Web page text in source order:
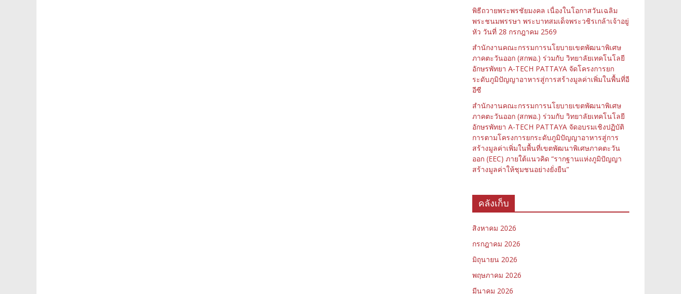
พิธีถวายพระพรชัยมงคล เนื่องในโอกาสวันเฉลิม
พระชนมพรรษา พระบาทสมเด็จพระวชิรเกล้าเจ้าอยู่
หัว วันที่ 28 กรกฎาคม 2569
สำนักงานคณะกรรมการนโยบายเขตพัฒนาพิเศษ
ภาคตะวันออก (สกพอ.) ร่วมกับ วิทยาลัยเทคโนโลยี
อักษรพัทยา A-TECH PATTAYA จัดโครงการยก
ระดับภูมิปัญญาอาหารสู่การสร้างมูลค่าเพิ่มในพื้นที่อี
อีซี
สำนักงานคณะกรรมการนโยบายเขตพัฒนาพิเศษ
ภาคตะวันออก (สกพอ.) ร่วมกับ วิทยาลัยเทคโนโลยี
อักษรพัทยา A-TECH PATTAYA จัดอบรมเชิงปฏิบัติ
การตามโครงการยกระดับภูมิปัญญาอาหารสู่การ
สร้างมูลค่าเพิ่มในพื้นที่เขตพัฒนาพิเศษภาคตะวัน
ออก (EEC) ภายใต้แนวคิด “รากฐานแห่งภูมิปัญญา
สร้างมูลค่าให้ชุมชนอย่างยั่งยืน”
คลังเก็บ
สิงหาคม 2026
กรกฎาคม 2026
มิถุนายน 2026
พฤษภาคม 2026
มีนาคม 2026